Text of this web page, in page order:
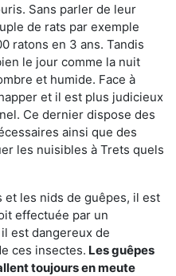
Sans parler de leur
de rats par exemple
ratons en 3 ans. Tandis
le jour comme la nuit
et humide. Face à
et il est plus judicieux
Ce dernier dispose des
ainsi que des
les nuisibles à Trets quels
et les nids de guêpes, il est
effectuée par un
est dangereux de
ces insectes. Les guêpes
toujours en meute